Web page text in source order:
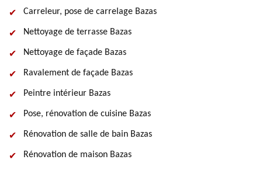
Carreleur, pose de carrelage Bazas
Nettoyage de terrasse Bazas
Nettoyage de façade Bazas
Ravalement de façade Bazas
Peintre intérieur Bazas
Pose, rénovation de cuisine Bazas
Rénovation de salle de bain Bazas
Rénovation de maison Bazas